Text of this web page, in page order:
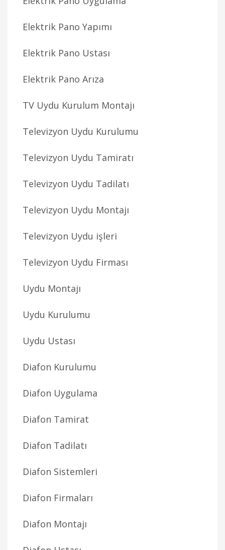
Elektrik Pano Yapımı
Elektrik Pano Ustası
Elektrik Pano Arıza
TV Uydu Kurulum Montajı
Televizyon Uydu Kurulumu
Televizyon Uydu Tamiratı
Televizyon Uydu Tadilatı
Televizyon Uydu Montajı
Televizyon Uydu işleri
Televizyon Uydu Firması
Uydu Montajı
Uydu Kurulumu
Uydu Ustası
Diafon Kurulumu
Diafon Uygulama
Diafon Tamirat
Diafon Tadilatı
Diafon Sistemleri
Diafon Firmaları
Diafon Montajı